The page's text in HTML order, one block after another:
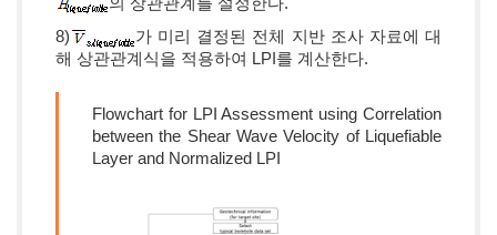
8)
가 미리 결정된 전체 지반 조사 자료에 대
해 상관관계식을 적용하여 LPI를 계산한다.
Flowchart for LPI Assessment using Correlation
between the Shear Wave Velocity of Liquefiable
Layer and Normalized LPI